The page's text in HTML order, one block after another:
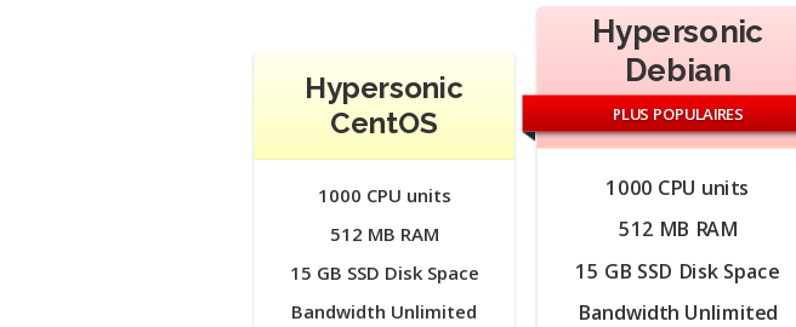
Hypersonic
CentOS
1000 CPU units
512 MB RAM
15 GB SSD Disk Space
Bandwidth Unlimited
Hypersonic
Debian
PLUS POPULAIRES
1000 CPU units
512 MB RAM
15 GB SSD Disk Space
Bandwidth Unlimited